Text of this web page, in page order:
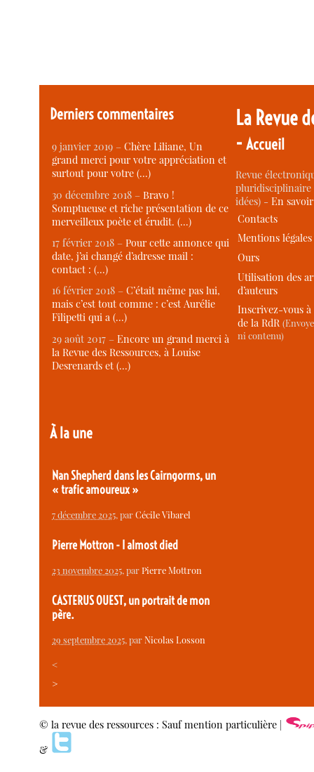
Derniers commentaires
9 janvier 2019 –Chère Liliane, Un
grand merci pour votre appréciation et
surtout pour votre (…)
30 décembre 2018 –Bravo !
Somptueuse et riche présentation de ce
merveilleux poète et érudit. (…)
17 février 2018 –Pour cette annonce qui
date, j’ai changé d’adresse mail :
contact : (…)
16 février 2018 –C’était même pas lui,
mais c’est tout comme : c’est Aurélie
Filipetti qui a (…)
29 août 2017 –Encore un grand merci à
la Revue des Ressources, à Louise
Desrenards et (…)
À la une
Nan Shepherd dans les Cairngorms, un
« trafic amoureux »
7 décembre 2025, parCécile Vibarel
Pierre Mottron - I almost died
23 novembre 2025, parPierre Mottron
CASTERUS OUEST, un portrait de mon
père.
29 septembre 2025, parNicolas Losson
<
>
La Revue
-Accueil
Revue
idées) -En
Contacts
Mentions légales
Ours
Utilisation des
d’auteurs
Inscrivez-vous
de la RdR
ni contenu)
© la revue des ressources : Sauf mention particulière |
&